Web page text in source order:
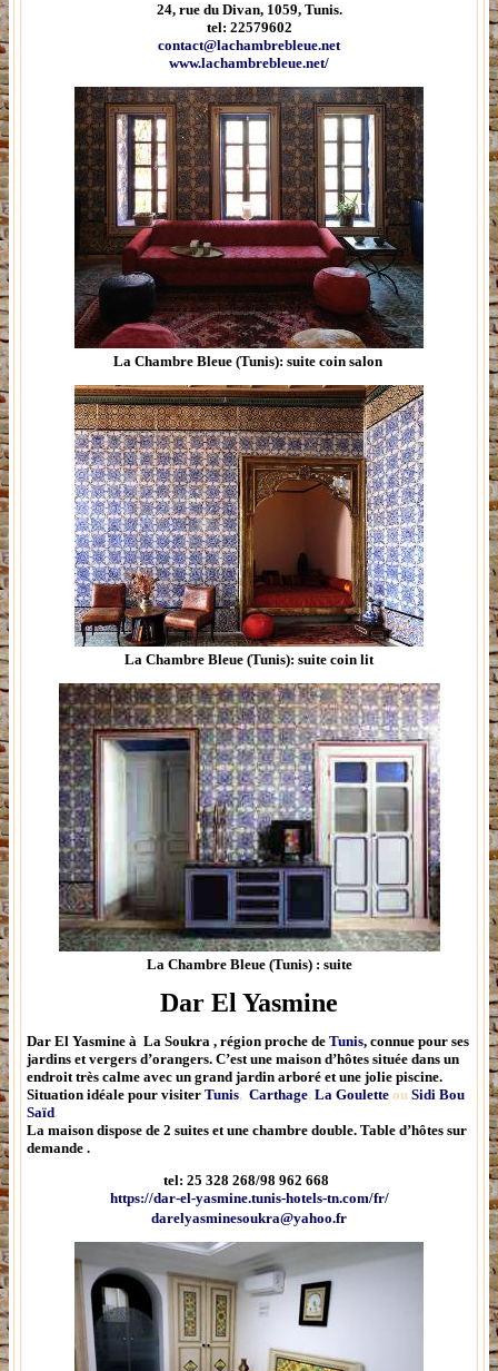
24, rue du Divan, 1059, Tunis.
tel: 22579602
contact@lachambrebleue.net
www.lachambrebleue.net/
La Chambre Bleue (Tunis): suite coin salon
La Chambre Bleue (Tunis): suite coin lit
La Chambre Bleue (Tunis) : suite
Dar El Yasmine
Dar El Yasmine à La Soukra , région proche de Tunis, connue pour ses
jardins et vergers d’orangers. C’est une maison d’hôtes située dans un
endroit très calme avec un grand jardin arboré et une jolie piscine.
Situation idéale pour visiter Tunis, Carthage, La Goulette ou Sidi Bou
Saïd.
La maison dispose de 2 suites et une chambre double. Table d’hôtes sur
demande .
tel: 25 328 268/98 962 668
https://dar-el-yasmine.tunis-hotels-tn.com/fr/
darelyasminesoukra@yahoo.fr